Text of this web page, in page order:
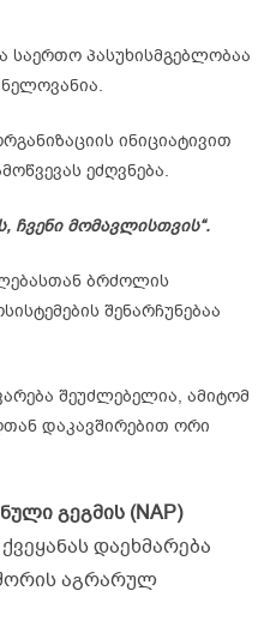
საერთო პასუხისმგებლობაა
ინიციატივით
ეძღვნება.
, ჩვენი მომავლისთვის“.
ბრძოლის
შენარჩუნებაა
შეუძლებელია, ამიტომ
დაკავშირებით ორი
გეგმის (NAP)
დაეხმარება
აგრარულ